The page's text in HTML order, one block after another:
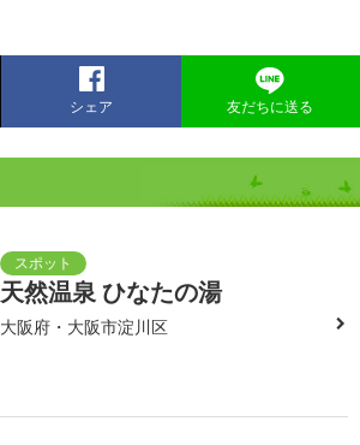
シェア 友だちに送る
天然温泉 ひなたの湯
大阪府・大阪市淀川区